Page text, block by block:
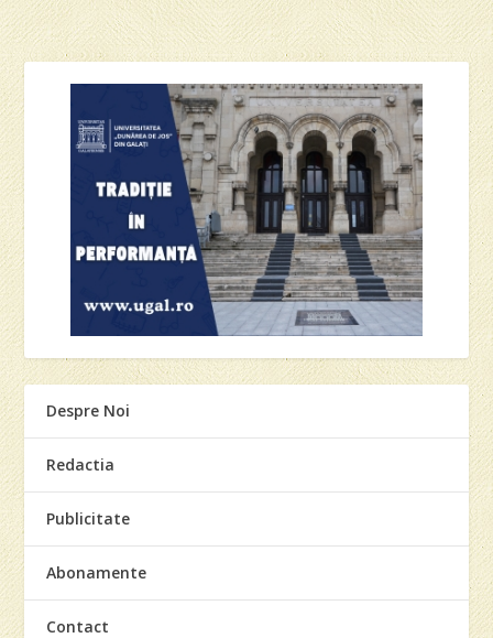
Despre Noi
Redactia
Publicitate
Abonamente
Contact